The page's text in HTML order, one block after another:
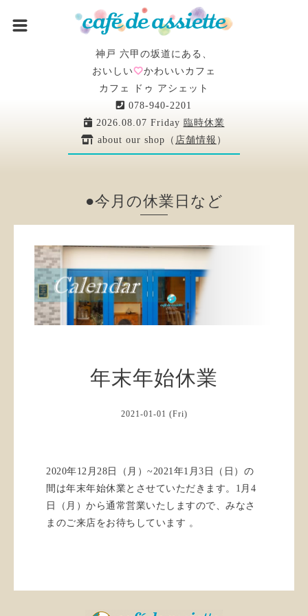
神戸 六甲の坂道にある、
おいしい
かわいいカフェ
カフェ ドゥ アシェット
078-940-2201
2026.08.07 Friday 臨時休業
about our shop（ 店舗情報 ）
●今月の休業日など
年末年始休業
2021-01-01 (Fri)
2020年12月28日（月）~2021年1月3日（日）の
間は年末年始休業とさせていただきます。1月4
日（月）から通常営業いたしますので、みなさ
まのご来店をお待ちしています 。